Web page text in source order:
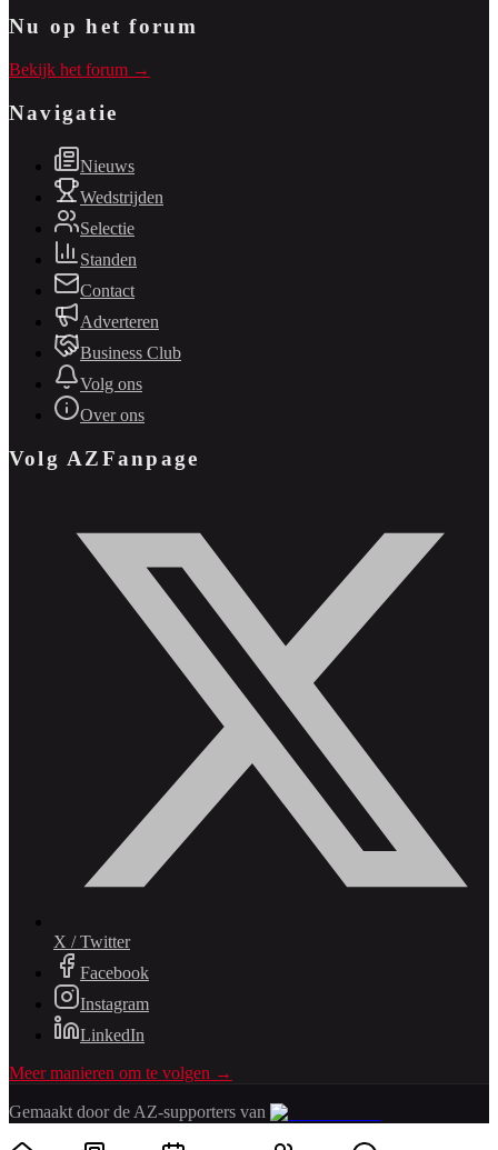
Nu op het forum
Bekijk het forum →
Navigatie
Nieuws
Wedstrijden
Selectie
Standen
Contact
Adverteren
Business Club
Volg ons
Over ons
Volg AZFanpage
X / Twitter
Facebook
Instagram
LinkedIn
Meer manieren om te volgen →
Gemaakt door de AZ-supporters van